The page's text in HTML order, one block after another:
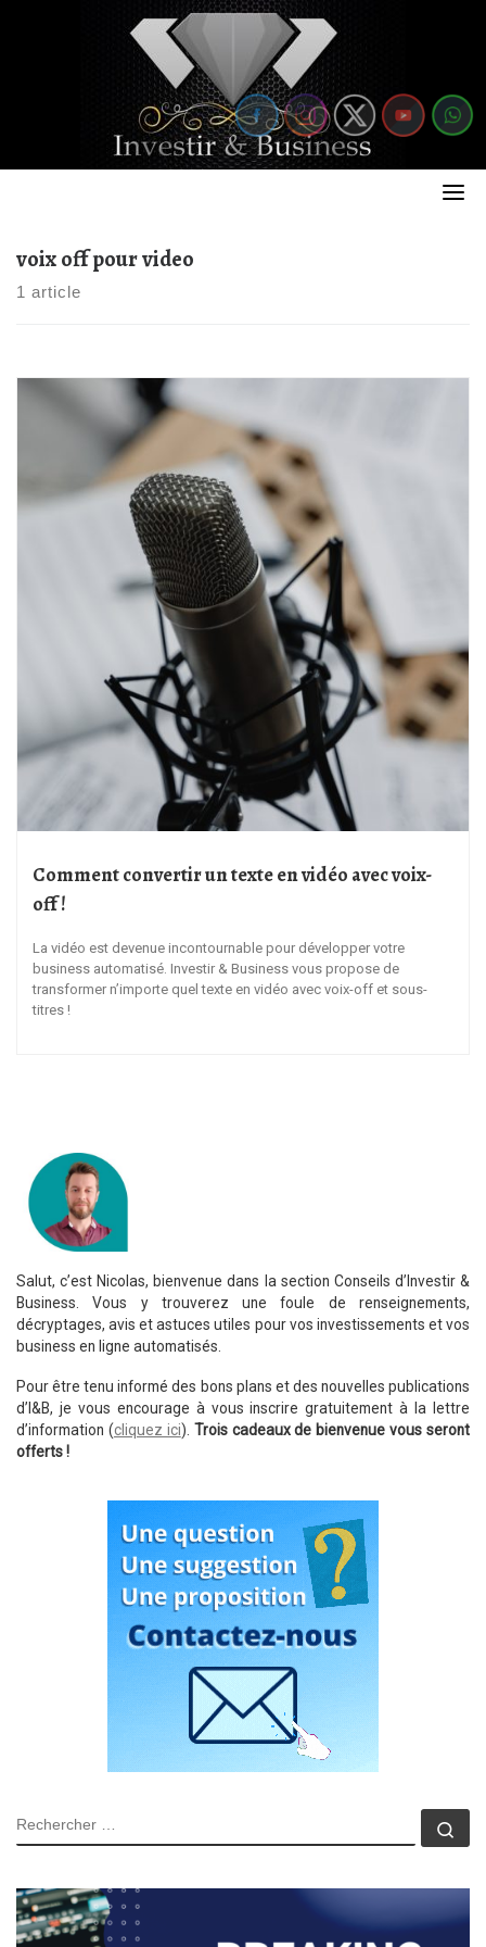
voix off pour video
1 article
Comment convertir un texte en vidéo avec voix-
off !
La vidéo est devenue incontournable pour développer votre
business automatisé. Investir & Business vous propose de
transformer n’importe quel texte en vidéo avec voix-off et sous-
titres !
Salut, c’est Nicolas, bienvenue dans la section Conseils d’Investir &
Business. Vous y trouverez une foule de renseignements,
décryptages, avis et astuces utiles pour vos investissements et vos
business en ligne automatisés.
Pour être tenu informé des bons plans et des nouvelles publications
d’I&B, je vous encourage à vous inscrire gratuitement à la lettre
d’information (cliquez ici). Trois cadeaux de bienvenue vous seront
offerts !
RECHERCHER